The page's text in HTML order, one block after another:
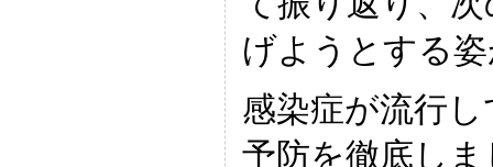
げようとする
感染症が流行
予防を徹底し